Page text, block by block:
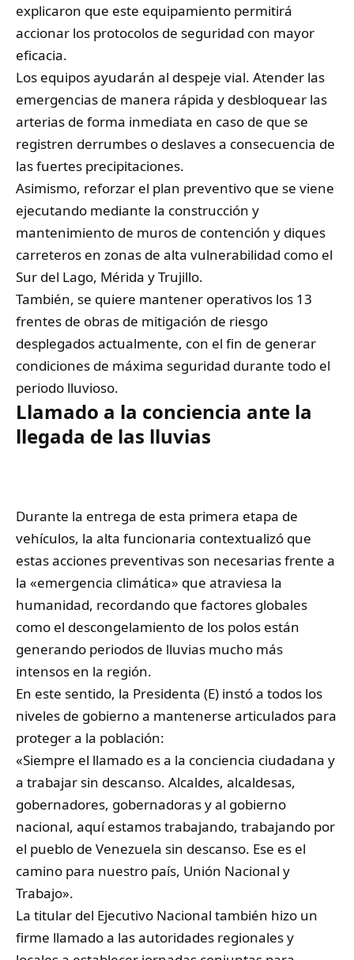
explicaron que este equipamiento permitirá
accionar los protocolos de seguridad con mayor
eficacia.
Los equipos ayudarán al despeje vial. Atender las
emergencias de manera rápida y desbloquear las
arterias de forma inmediata en caso de que se
registren derrumbes o deslaves a consecuencia de
las fuertes precipitaciones.
Asimismo, reforzar el plan preventivo que se viene
ejecutando mediante la construcción y
mantenimiento de muros de contención y diques
carreteros en zonas de alta vulnerabilidad como el
Sur del Lago, Mérida y Trujillo.
También, se quiere mantener operativos los 13
frentes de obras de mitigación de riesgo
desplegados actualmente, con el fin de generar
condiciones de máxima seguridad durante todo el
periodo lluvioso.
Llamado a la conciencia ante la
llegada de las lluvias
Durante la entrega de esta primera etapa de
vehículos, la alta funcionaria contextualizó que
estas acciones preventivas son necesarias frente a
la «emergencia climática» que atraviesa la
humanidad, recordando que factores globales
como el descongelamiento de los polos están
generando periodos de lluvias mucho más
intensos en la región.
En este sentido, la Presidenta (E) instó a todos los
niveles de gobierno a mantenerse articulados para
proteger a la población:
«Siempre el llamado es a la conciencia ciudadana y
a trabajar sin descanso. Alcaldes, alcaldesas,
gobernadores, gobernadoras y al gobierno
nacional, aquí estamos trabajando, trabajando por
el pueblo de Venezuela sin descanso. Ese es el
camino para nuestro país, Unión Nacional y
Trabajo».
La titular del Ejecutivo Nacional también hizo un
firme llamado a las autoridades regionales y